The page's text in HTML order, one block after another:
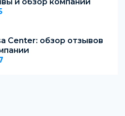
Center: обзор отзывов